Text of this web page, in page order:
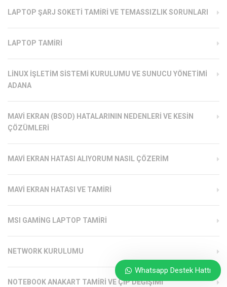
LAPTOP ŞARJ SOKETI TAMIRI VE TEMASSIZLIK SORUNLARI
LAPTOP TAMIRI
LINUX İŞLETIM SISTEMI KURULUMU VE SUNUCU YÖNETIMI
ADANA
MAVI EKRAN (BSOD) HATALARININ NEDENLERI VE KESIN
ÇÖZÜMLERI
MAVI EKRAN HATASI ALIYORUM NASIL ÇÖZERIM
MAVI EKRAN HATASI VE TAMIRI
MSI GAMING LAPTOP TAMIRI
NETWORK KURULUMU
NOTEBOOK ANAKART TAMIRI VE ÇIP DEĞIŞIMI
Whatsapp Destek Hattı